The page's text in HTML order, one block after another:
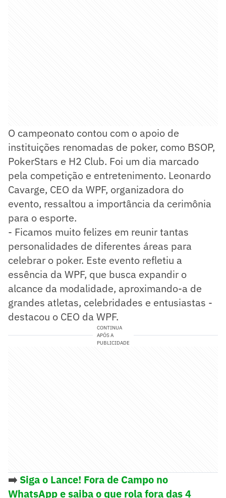
O campeonato contou com o apoio de
instituições renomadas de poker, como BSOP,
PokerStars e H2 Club. Foi um dia marcado
pela competição e entretenimento. Leonardo
Cavarge, CEO da WPF, organizadora do
evento, ressaltou a importância da cerimônia
para o esporte.
- Ficamos muito felizes em reunir tantas
personalidades de diferentes áreas para
celebrar o poker. Este evento refletiu a
essência da WPF, que busca expandir o
alcance da modalidade, aproximando-a de
grandes atletas, celebridades e entusiastas -
destacou o CEO da WPF.
CONTINUA
APÓS A
PUBLICIDADE
➡️ Siga o Lance! Fora de Campo no
WhatsApp e saiba o que rola fora das 4